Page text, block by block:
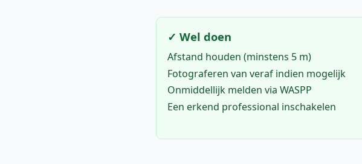
✓ Wel doen
Afstand houden (minstens 5 m)
Fotograferen van veraf indien mogelijk
Onmiddellijk melden via WASPP
Een erkend professional inschakelen